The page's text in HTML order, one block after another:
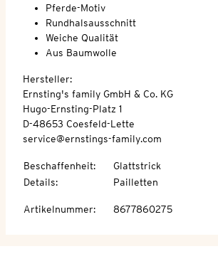
Pferde-Motiv
Rundhalsausschnitt
Weiche Qualität
Aus Baumwolle
Hersteller:
Ernsting's family GmbH & Co. KG
Hugo-Ernsting-Platz 1
D-48653 Coesfeld-Lette
service@ernstings-family.com
Beschaffenheit:
Glattstrick
Details: Pailletten
Artikelnummer: 8677860275